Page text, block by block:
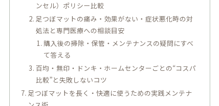
ンセル）ポリシー比較
足つぼマットの痛み・効果がない・症状悪化時の対
処法と専門医療への相談目安
購入後の掃除・保管・メンテナンスの疑問にすべ
て答える
百均・無印・ドンキ・ホームセンターごとの“コスパ
比較”と失敗しないコツ
足つぼマットを長く・快適に使うための実践メンテナ